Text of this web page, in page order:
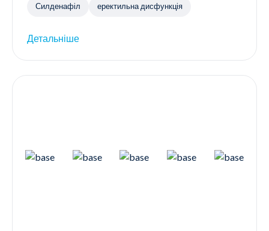
Силденафіл еректильна дисфункція
Детальніше